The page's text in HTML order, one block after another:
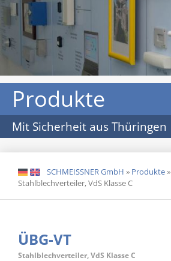
Produkte
Mit Sicherheit aus Thüringen
DE EN SCHMEISSNER GmbH » Produkte»
Stahlblechverteiler, VdS Klasse C
ÜBG-VT
Stahlblechverteiler, VdS Klasse C